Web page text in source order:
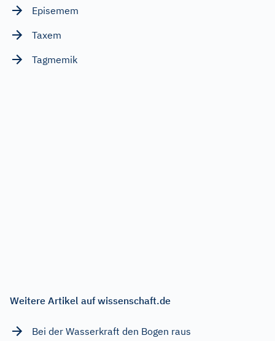
Episemem
Taxem
Tagmemik
Weitere Artikel auf wissenschaft.de
Bei der Wasserkraft den Bogen raus